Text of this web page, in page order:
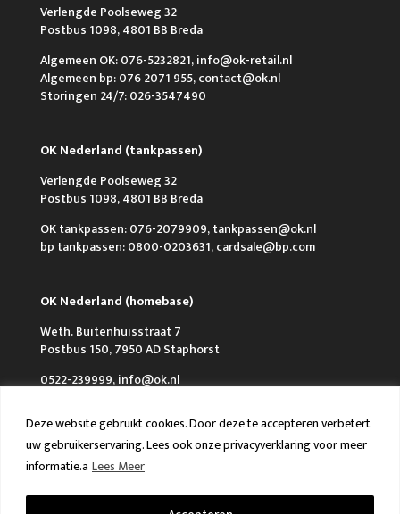
Deze website gebruikt cookies. Door deze te accepteren verbetert
uw gebruikerservaring. Lees ook onze privacyverklaring voor meer
informatie.a Lees Meer
Verlengde Poolseweg 32
Postbus 1098, 4801 BB Breda
Algemeen OK: 076-5232821, info@ok-retail.nl
Algemeen bp: 076 2071 955, contact@ok.nl
Storingen 24/7: 026-3547490
OK Nederland (tankpassen)
Verlengde Poolseweg 32
Postbus 1098, 4801 BB Breda
OK tankpassen: 076-2079909, tankpassen@ok.nl
bp tankpassen: 0800-0203631, cardsale@bp.com
OK Nederland (homebase)
Weth. Buitenhuisstraat 7
Postbus 150, 7950 AD Staphorst
0522-239999, info@ok.nl